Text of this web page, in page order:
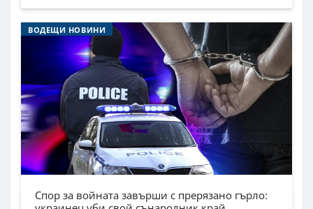
ВОДЕЩИ НОВИНИ
Спор за войната завърши с прерязано гърло: